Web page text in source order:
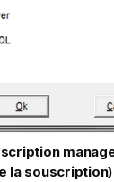
la souscription)